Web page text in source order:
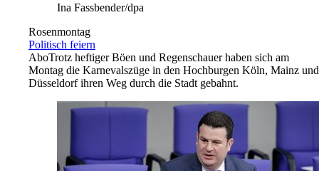
Ina Fassbender/dpa
Rosenmontag
Politisch feiern
AboTrotz heftiger Böen und Regenschauer haben sich am
Montag die Karnevalszüge in den Hochburgen Köln, Mainz und
Düsseldorf ihren Weg durch die Stadt gebahnt.